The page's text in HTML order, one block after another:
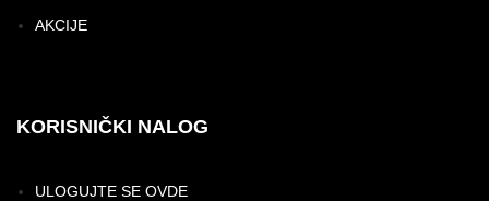
AKCIJE
KORISNIČKI NALOG
ULOGUJTE SE OVDE